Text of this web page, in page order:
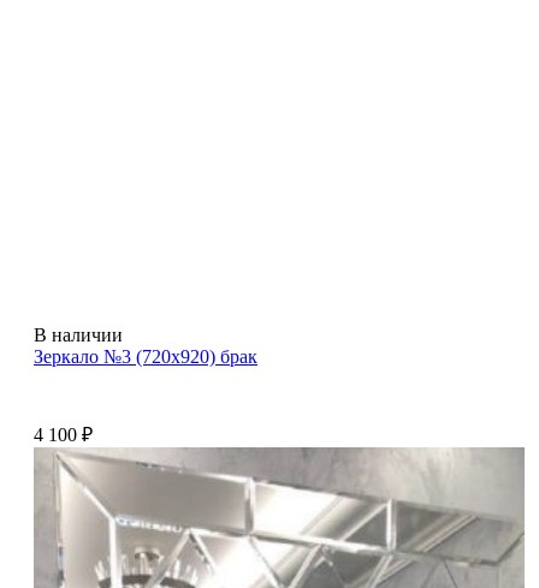
В наличии
Зеркало №3 (720х920) брак
4 100 ₽